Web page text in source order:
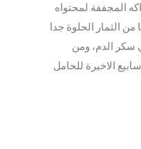
المجففة لمحتواه
الثمار الحلوة جدا
سكر الدم، ومن
الاخيرة للحامل